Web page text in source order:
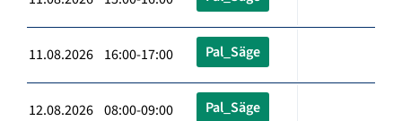
11.08.2026 16:00-17:00 Pal_Säge
12.08.2026 08:00-09:00 Pal_Säge